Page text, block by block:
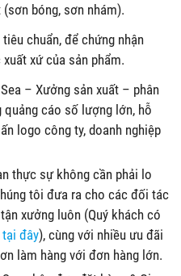
bóng, sơn nhám).
chuẩn, để chứng nhận
xứ của sản phẩm.
– Xưởng sản xuất – phân
cáo số lượng lớn, hỗ
logo công ty, doanh nghiệp
thực sự không cần phải lo
tôi đưa ra cho các đối tác
xưởng luôn (Quý khách có
tại đây), cùng với nhiều ưu đãi
làm hàng với đơn hàng lớn.